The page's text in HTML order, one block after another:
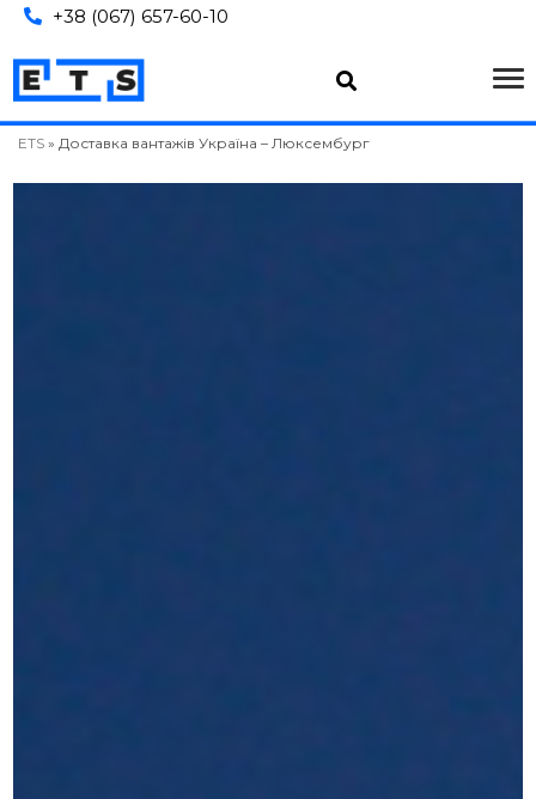
+38 (067) 657-60-10
ETS » Доставка вантажів Україна – Люксембург